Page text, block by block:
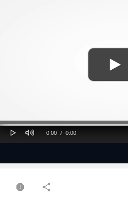
Play Mute
Current
0:00 /
Duration
0:00